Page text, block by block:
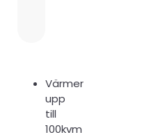
Värmer
upp
till
100kvm